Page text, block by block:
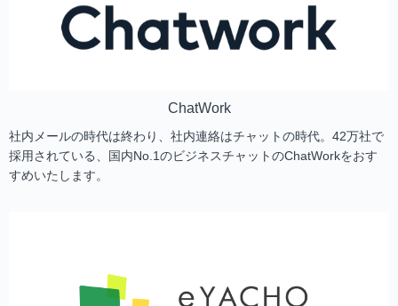
ChatWork
社内メールの時代は終わり、社内連絡はチャットの時代。42万社で
採用されている、国内No.1のビジネスチャットのChatWorkをおす
すめいたします。